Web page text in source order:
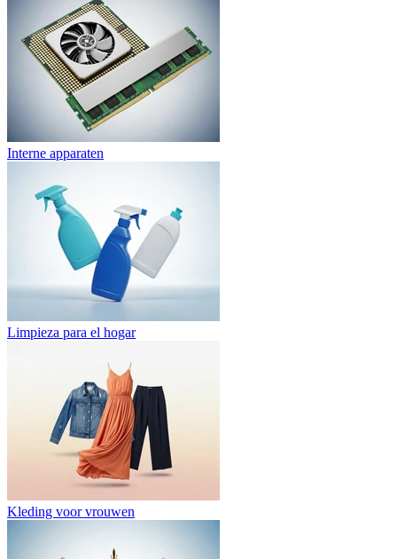
Interne apparaten
Limpieza para el hogar
Kleding voor vrouwen